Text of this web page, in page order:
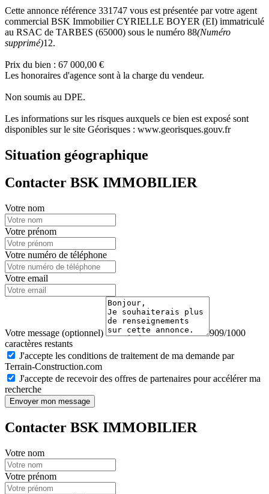
Cette annonce référence 331747 vous est présentée par votre agent
commercial BSK Immobilier CYRIELLE BOYER (EI) immatriculé
au RSAC de TARBES (65000) sous le numéro 88(Numéro
supprimé)12.
Prix du bien : 67 000,00 €
Les honoraires d'agence sont à la charge du vendeur.
Non soumis au DPE.
Les informations sur les risques auxquels ce bien est exposé sont
disponibles sur le site Géorisques : www.georisques.gouv.fr
Situation géographique
Contacter BSK IMMOBILIER
Votre nom
Votre prénom
Votre numéro de téléphone
Votre email
Votre message (optionnel)
909/1000
caractères restants
J'accepte les conditions de traitement de ma demande par
Terrain-Construction.com
J'accepte de recevoir des offres de partenaires pour accélérer ma
recherche
Envoyer mon message
Contacter BSK IMMOBILIER
Votre nom
Votre prénom